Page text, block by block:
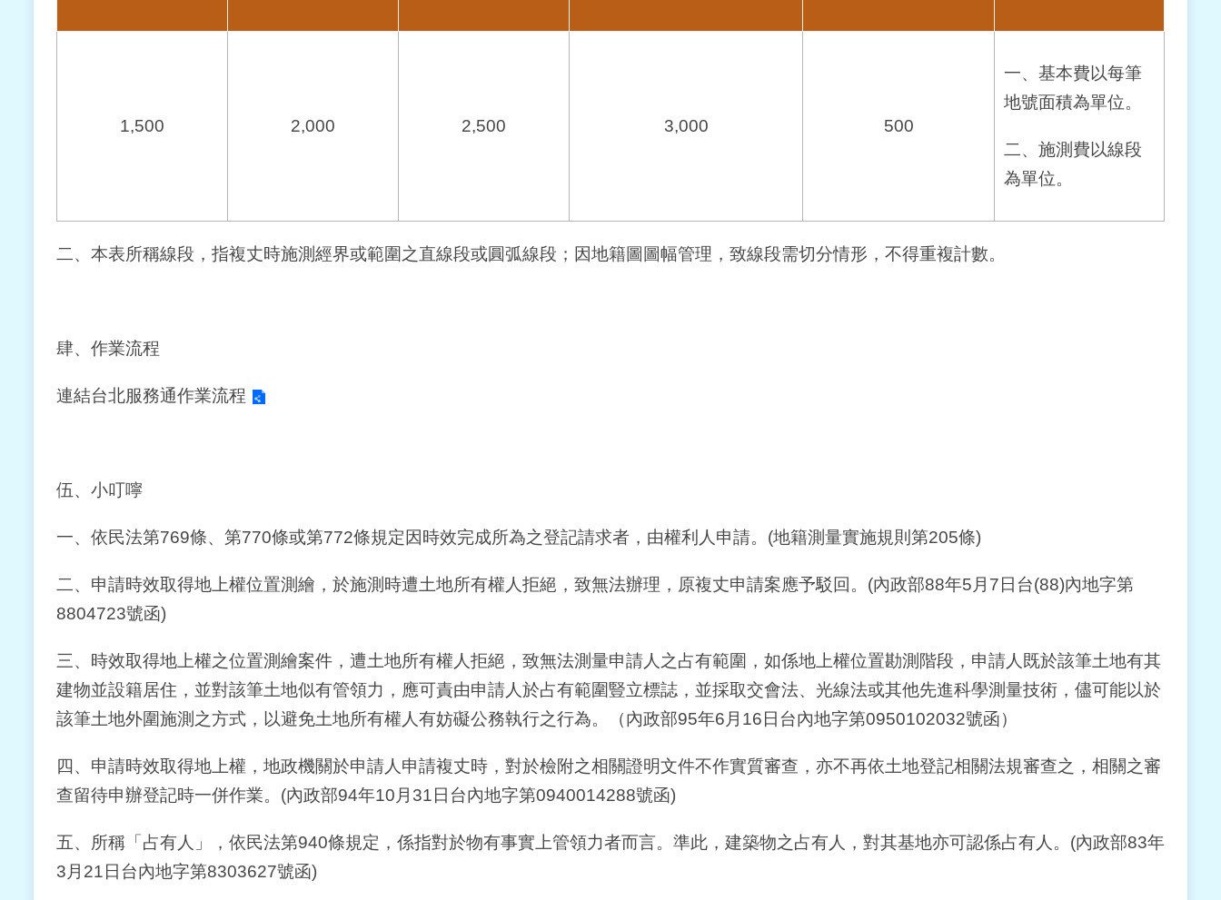
1,500 2,000 2,500 3,000 500
一、基本費以每筆
地號面積為單位。
二、施測費以線段
為單位。
二、本表所稱線段，指複丈時施測經界或範圍之直線段或圓弧線段；因地籍圖圖幅管理，致線段需切分情形，不得重複計數。
肆、作業流程
連結台北服務通作業流程
伍、小叮嚀
一、依民法第769條、第770條或第772條規定因時效完成所為之登記請求者，由權利人申請。(地籍測量實施規則第205條)
二、申請時效取得地上權位置測繪，於施測時遭土地所有權人拒絕，致無法辦理，原複丈申請案應予駁回。(內政部88年5月7日台(88)內地字第
8804723號函)
三、時效取得地上權之位置測繪案件，遭土地所有權人拒絕，致無法測量申請人之占有範圍，如係地上權位置勘測階段，申請人既於該筆土地有其
建物並設籍居住，並對該筆土地似有管領力，應可責由申請人於占有範圍豎立標誌，並採取交會法、光線法或其他先進科學測量技術，儘可能以於
該筆土地外圍施測之方式，以避免土地所有權人有妨礙公務執行之行為。（內政部95年6月16日台內地字第0950102032號函）
四、申請時效取得地上權，地政機關於申請人申請複丈時，對於檢附之相關證明文件不作實質審查，亦不再依土地登記相關法規審查之，相關之審
查留待申辦登記時一併作業。(內政部94年10月31日台內地字第0940014288號函)
五、所稱「占有人」，依民法第940條規定，係指對於物有事實上管領力者而言。準此，建築物之占有人，對其基地亦可認係占有人。(內政部83年
3月21日台內地字第8303627號函)